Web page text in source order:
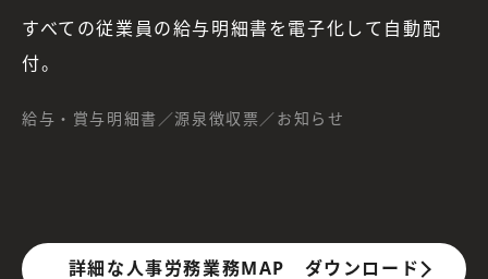
すべての従業員の給与明細書を電子化して自動配
付。
給与・賞与明細書／源泉徴収票／お知らせ
詳細な人事労務業務MAP ダウンロード